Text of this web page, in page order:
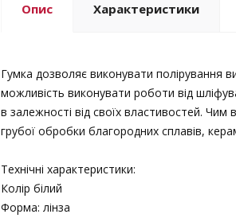
Опис Характеристики
Гумка дозволяє виконувати полірування
можливість виконувати роботи від
в залежності від своїх властивостей. Чим
грубої обробки благородних сплавів,
Технічні характеристики:
Колір білий
Форма: лінза